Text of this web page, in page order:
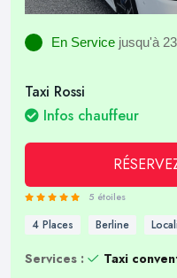
En Service jusqu'à
Taxi Rossi
Infos chauffeur
5 étoiles
4 Places Berline
Services : Taxi